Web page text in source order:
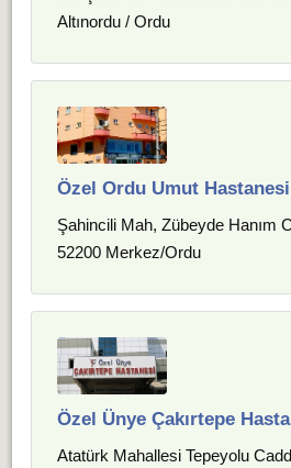
Altınordu / Ordu
Özel Ordu Umut Hastanesi
Şahincili Mah, Zübeyde Hanım
52200 Merkez/Ordu
Özel Ünye Çakırtepe
Atatürk Mahallesi Tepeyolu